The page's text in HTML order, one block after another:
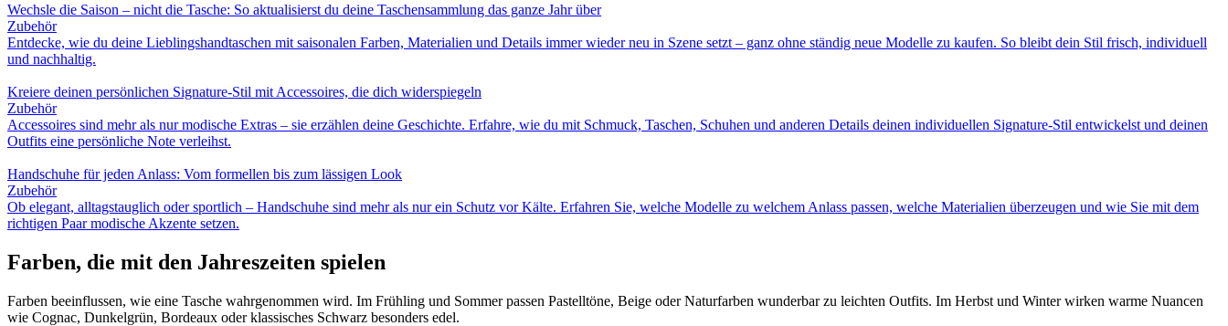
Wechsle die Saison – nicht die Tasche: So aktualisierst du deine Taschensammlung das ganze Jahr über
Zubehör
Entdecke, wie du deine Lieblingshandtaschen mit saisonalen Farben, Materialien und Details immer wieder neu in Szene setzt – ganz ohne ständig neue Modelle zu kaufen. So bleibt dein Stil frisch, individuell
und nachhaltig.
Kreiere deinen persönlichen Signature-Stil mit Accessoires, die dich widerspiegeln
Zubehör
Accessoires sind mehr als nur modische Extras – sie erzählen deine Geschichte. Erfahre, wie du mit Schmuck, Taschen, Schuhen und anderen Details deinen individuellen Signature-Stil entwickelst und deinen
Outfits eine persönliche Note verleihst.
Handschuhe für jeden Anlass: Vom formellen bis zum lässigen Look
Zubehör
Ob elegant, alltagstauglich oder sportlich – Handschuhe sind mehr als nur ein Schutz vor Kälte. Erfahren Sie, welche Modelle zu welchem Anlass passen, welche Materialien überzeugen und wie Sie mit dem
richtigen Paar modische Akzente setzen.
Farben, die mit den Jahreszeiten spielen
Farben beeinflussen, wie eine Tasche wahrgenommen wird. Im Frühling und Sommer passen Pastelltöne, Beige oder Naturfarben wunderbar zu leichten Outfits. Im Herbst und Winter wirken warme Nuancen
wie Cognac, Dunkelgrün, Bordeaux oder klassisches Schwarz besonders edel.